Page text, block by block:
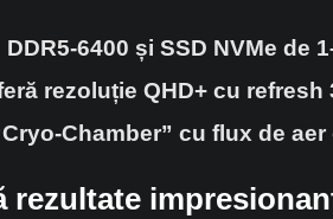
DDR5‑6400 și SSD NVMe de 1
rezoluție QHD+ cu refresh
cu flux de
rezultate